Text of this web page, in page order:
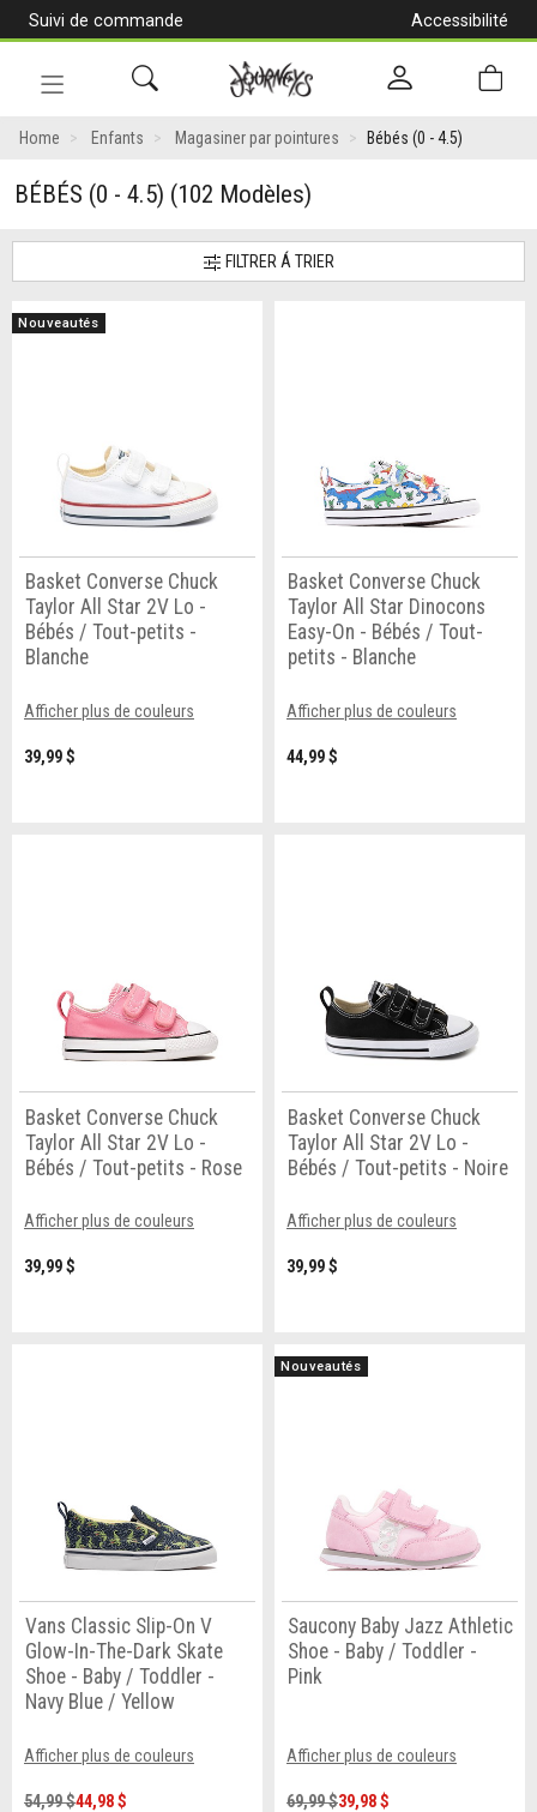
Suivi de commande
Accessibilité
en
Home Enfants Magasiner par pointures Bébés (0 - 4.5)
BÉBÉS (0 - 4.5) (102 Modèles)
FILTRER Á TRIER
Nouveautés
Basket Converse Chuck
Taylor All Star 2V Lo -
Bébés / Tout-petits -
Blanche
Afficher plus de couleurs
39,99 $
Basket Converse Chuck
Taylor All Star Dinocons
Easy-On - Bébés / Tout-
petits - Blanche
Afficher plus de couleurs
44,99 $
Basket Converse Chuck
Taylor All Star 2V Lo -
Bébés / Tout-petits - Rose
Afficher plus de couleurs
39,99 $
Basket Converse Chuck
Taylor All Star 2V Lo -
Bébés / Tout-petits - Noire
Afficher plus de couleurs
39,99 $
Vans Classic Slip-On V
Glow-In-The-Dark Skate
Shoe - Baby / Toddler -
Navy Blue / Yellow
Afficher plus de couleurs
54,99 $44,98 $
Nouveautés
Saucony Baby Jazz Athletic
Shoe - Baby / Toddler -
Pink
Afficher plus de couleurs
69,99 $39,98 $